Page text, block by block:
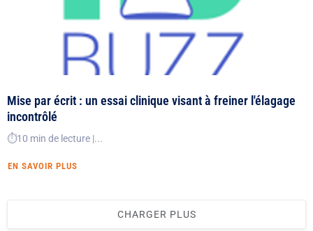
Mise par écrit : un essai clinique visant à freiner l'élagage
incontrôlé
⏱️10 min de lecture |...
EN SAVOIR PLUS
CHARGER PLUS